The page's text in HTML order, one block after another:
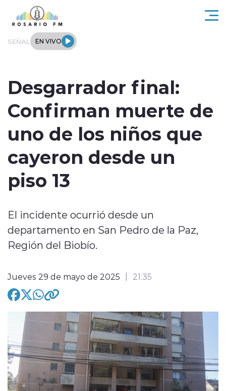
Click acá para ir directamente al contenido
SEÑAL EN VIVO
Actualidad
Internacional
Entrevistas
Desgarrador final:
Confirman muerte de
uno de los niños que
cayeron desde un
piso 13
El incidente ocurrió desde un
departamento en San Pedro de la Paz,
Región del Biobío.
Jueves 29 de mayo de 2025 21:35